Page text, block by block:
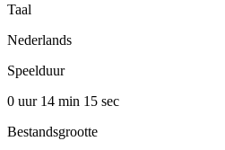
Taal
Nederlands
Speelduur
0 uur 14 min 15 sec
Bestandsgrootte